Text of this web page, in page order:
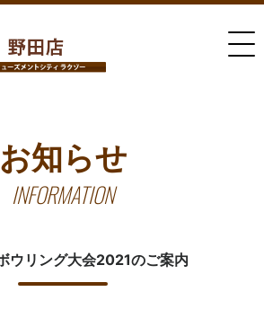
お知らせ
INFORMATION
ウリング大会2021のご案内